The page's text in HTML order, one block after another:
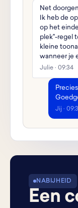
Net
Ik heb de
op het
plek"-regel
kleine
wanneer je
Julie · 09:34
Jij ·
NABIJHEID
Een